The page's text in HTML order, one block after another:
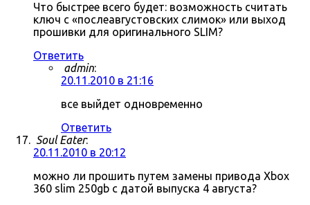
Что быстрее всего будет: возможность считать
ключ с «послеавгустовских слимок» или выход
прошивки для оригинального SLIM?
Ответить
admin:
20.11.2010 в 21:16
все выйдет одновременно
Ответить
Soul Eater:
20.11.2010 в 20:12
можно ли прошить путем замены привода Xbox
360 slim 250gb с датой выпуска 4 августа?